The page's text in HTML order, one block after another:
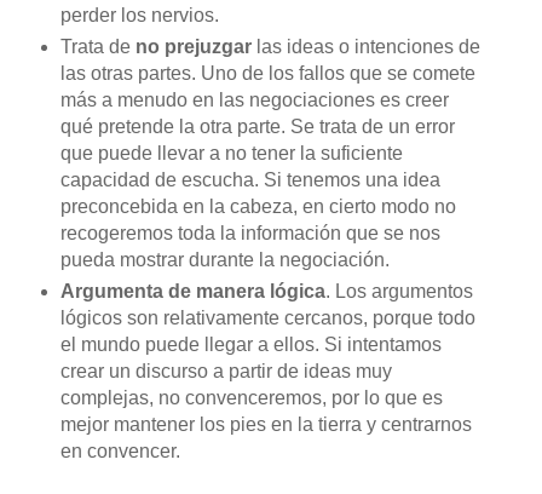
perder los nervios.
Trata de no prejuzgarlas ideas o intenciones de
las otras partes. Uno de los fallos que se comete
más a menudo en las negociaciones es creer
qué pretende la otra parte. Se trata de un error
que puede llevar a no tener la suficiente
capacidad de escucha. Si tenemos una idea
preconcebida en la cabeza, en cierto modo no
recogeremos toda la información que se nos
pueda mostrar durante la negociación.
Argumenta de manera lógica. Los argumentos
lógicos son relativamente cercanos, porque todo
el mundo puede llegar a ellos. Si intentamos
crear un discurso a partir de ideas muy
complejas, no convenceremos, por lo que es
mejor mantener los pies en la tierra y centrarnos
en convencer.